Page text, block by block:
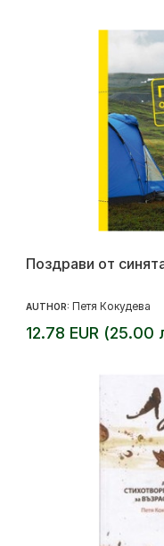
Поздрави от
AUTHOR: Петя Кокудева
12.78 EUR (25.00